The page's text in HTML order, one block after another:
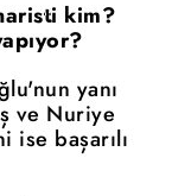
kim?
yanı
ve Nuriye
başarılı